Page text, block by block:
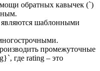
обратных кавычек (`)
шаблонными
промежуточные
где rating – это